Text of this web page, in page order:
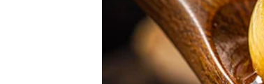
Ništa više neće biti isto
Pred vama su veoma važni